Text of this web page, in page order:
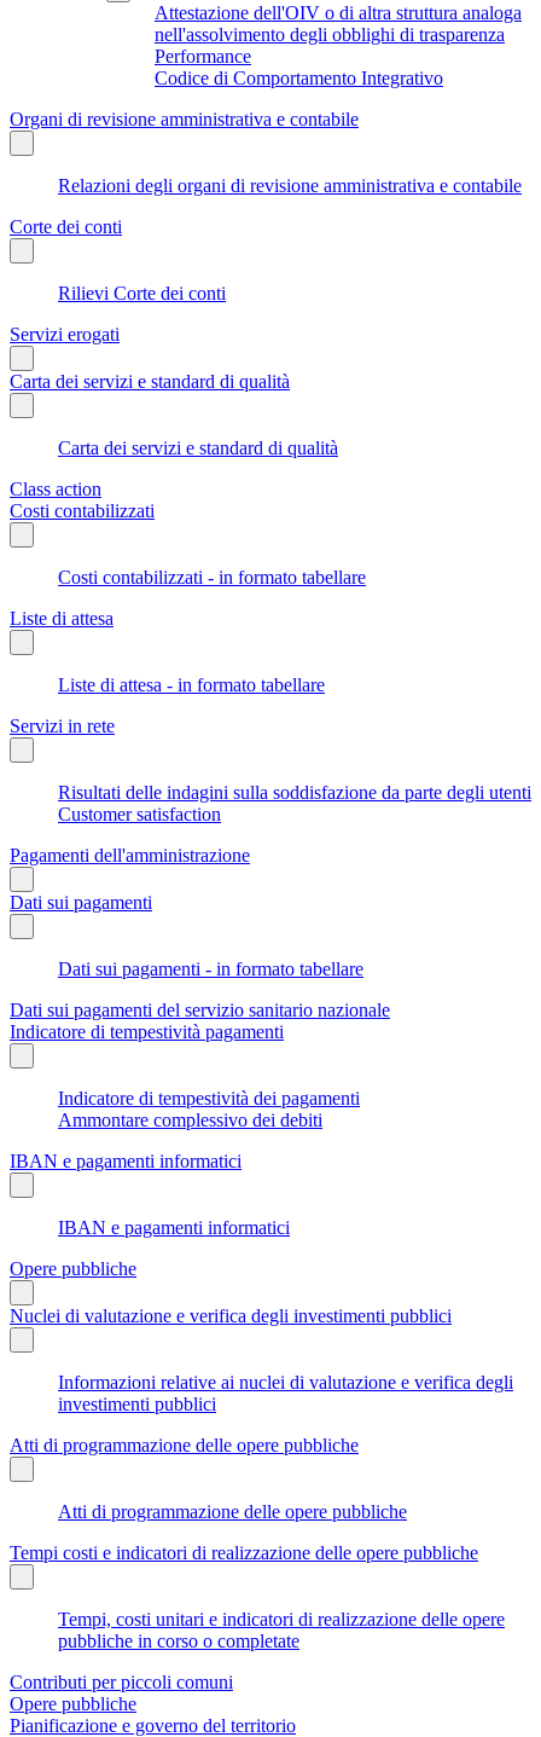
Attestazione dell'OIV o di altra struttura analoga
nell'assolvimento degli obblighi di trasparenza
Performance
Codice di Comportamento Integrativo
Organi di revisione amministrativa e contabile
Relazioni degli organi di revisione amministrativa e contabile
Corte dei conti
Rilievi Corte dei conti
Servizi erogati
Carta dei servizi e standard di qualità
Carta dei servizi e standard di qualità
Class action
Costi contabilizzati
Costi contabilizzati - in formato tabellare
Liste di attesa
Liste di attesa - in formato tabellare
Servizi in rete
Risultati delle indagini sulla soddisfazione da parte degli utenti
Customer satisfaction
Pagamenti dell'amministrazione
Dati sui pagamenti
Dati sui pagamenti - in formato tabellare
Dati sui pagamenti del servizio sanitario nazionale
Indicatore di tempestività pagamenti
Indicatore di tempestività dei pagamenti
Ammontare complessivo dei debiti
IBAN e pagamenti informatici
IBAN e pagamenti informatici
Opere pubbliche
Nuclei di valutazione e verifica degli investimenti pubblici
Informazioni relative ai nuclei di valutazione e verifica degli
investimenti pubblici
Atti di programmazione delle opere pubbliche
Atti di programmazione delle opere pubbliche
Tempi costi e indicatori di realizzazione delle opere pubbliche
Tempi, costi unitari e indicatori di realizzazione delle opere
pubbliche in corso o completate
Contributi per piccoli comuni
Opere pubbliche
Pianificazione e governo del territorio